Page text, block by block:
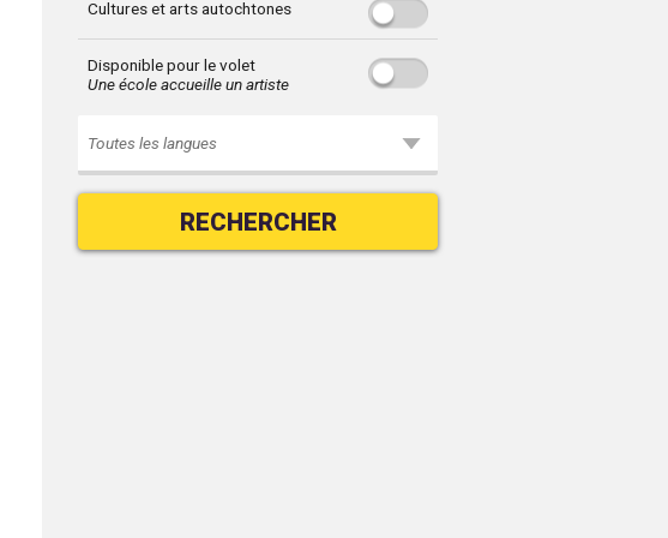
Cultures et arts autochtones
Disponible pour le volet
Une école accueille un artiste
Toutes les langues
RECHERCHER